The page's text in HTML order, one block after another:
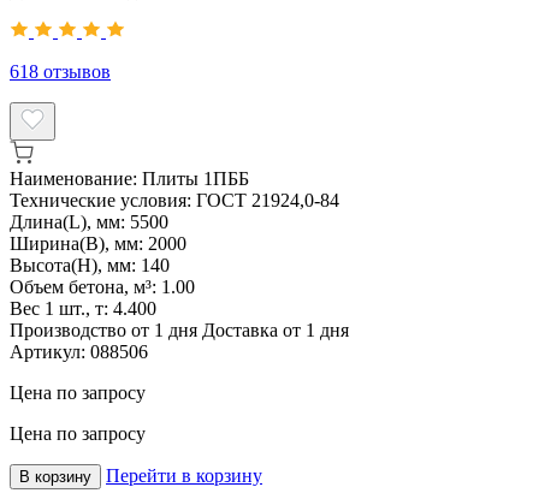
618 отзывов
Наименование: Плиты 1ПББ
Технические условия: ГОСТ 21924,0-84
Длина(L), мм: 5500
Ширина(B), мм: 2000
Высота(H), мм: 140
Объем бетона, м³: 1.00
Вес 1 шт., т: 4.400
Производство от 1 дня Доставка от 1 дня
Артикул: 088506
Цена по запросу
Цена по запросу
В корзину Перейти в корзину